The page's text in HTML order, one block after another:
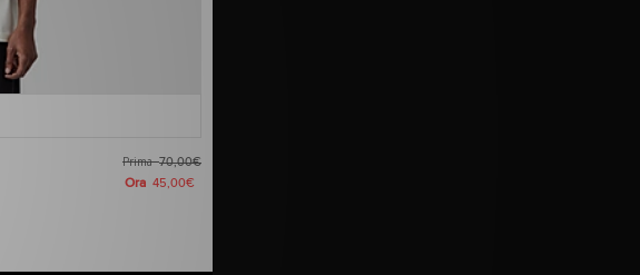
Prima70,00€
Ora 45,00€